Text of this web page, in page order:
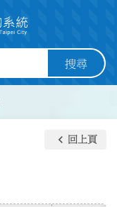
搜尋
keyboard_arrow_left 回上頁